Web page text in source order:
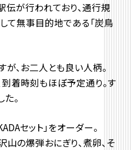
伝が行われており、通行規
て無事目的地である「炭鳥
、お二人とも良い人柄。
着時刻もほぼ予定通り。す
。
セット」をオーダー。
の爆弾おにぎり、煮卵、そ